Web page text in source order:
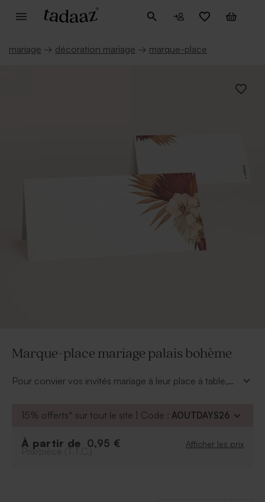
mariage → décoration mariage → marque-place
Marque-place mariage palais bohème
Pour convier vos invités mariage à leur place à table,
personnaliser le marque-place avec une petit mot à
pourrez opter pour la simplicité en inscrivant à la main
15% offerts* sur tout le site | Code : AOUTDAYS26
À partir de 0,95 € Afficher les prix
Prix/pièce (T.T.C.)